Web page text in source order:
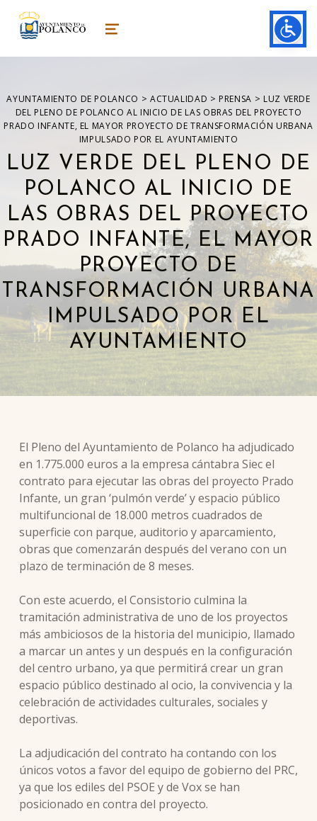
ayuntamiento de polanco
AYUNTAMIENTO DE POLANCO MENU
AYUNTAMIENTO DE POLANCO > ACTUALIDAD > PRENSA > LUZ VERDE
DEL PLENO DE POLANCO AL INICIO DE LAS OBRAS DEL PROYECTO
PRADO INFANTE, EL MAYOR PROYECTO DE TRANSFORMACIÓN URBANA
IMPULSADO POR EL AYUNTAMIENTO
LUZ VERDE DEL PLENO DE
POLANCO AL INICIO DE
LAS OBRAS DEL PROYECTO
PRADO INFANTE, EL MAYOR
PROYECTO DE
TRANSFORMACIÓN URBANA
IMPULSADO POR EL
AYUNTAMIENTO
El Pleno del Ayuntamiento de Polanco ha adjudicado
en 1.775.000 euros a la empresa cántabra Siec el
contrato para ejecutar las obras del proyecto Prado
Infante, un gran ‘pulmón verde’ y espacio público
multifuncional de 18.000 metros cuadrados de
superficie con parque, auditorio y aparcamiento,
obras que comenzarán después del verano con un
plazo de terminación de 8 meses.
Con este acuerdo, el Consistorio culmina la
tramitación administrativa de uno de los proyectos
más ambiciosos de la historia del municipio, llamado
a marcar un antes y un después en la configuración
del centro urbano, ya que permitirá crear un gran
espacio público destinado al ocio, la convivencia y la
celebración de actividades culturales, sociales y
deportivas.
La adjudicación del contrato ha contando con los
únicos votos a favor del equipo de gobierno del PRC,
ya que los ediles del PSOE y de Vox se han
posicionado en contra del proyecto.